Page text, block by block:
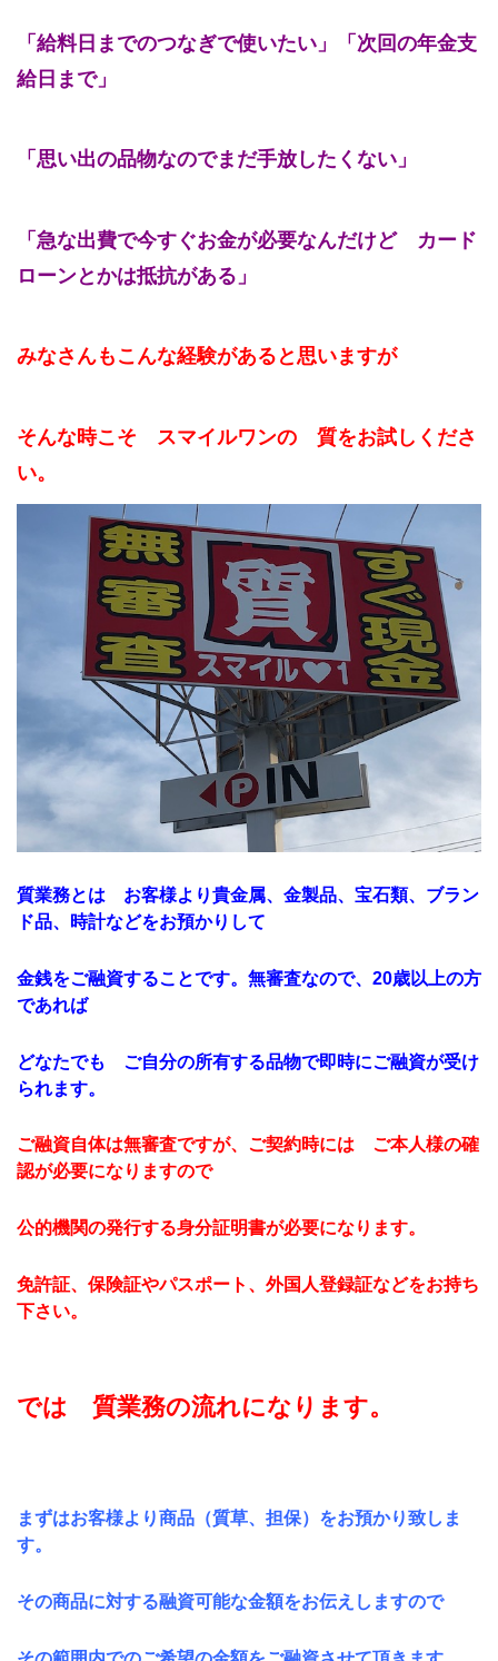
「給料日までのつなぎで使いたい」「次回の年金支
給日まで」
「思い出の品物なのでまだ手放したくない」
「急な出費で今すぐお金が必要なんだけど カード
ローンとかは抵抗がある」
みなさんもこんな経験があると思いますが
そんな時こそ スマイルワンの 質をお試しくださ
い。
質業務とは お客様より貴金属、金製品、宝石類、ブラン
ド品、時計などをお預かりして
金銭をご融資することです。無審査なので、20歳以上の方
であれば
どなたでも ご自分の所有する品物で即時にご融資が受け
られます。
ご融資自体は無審査ですが、ご契約時には ご本人様の確
認が必要になりますので
公的機関の発行する身分証明書が必要になります。
免許証、保険証やパスポート、外国人登録証などをお持ち
下さい。
では 質業務の流れになります。
まずはお客様より商品（質草、担保）をお預かり致しま
す。
その商品に対する融資可能な金額をお伝えしますので